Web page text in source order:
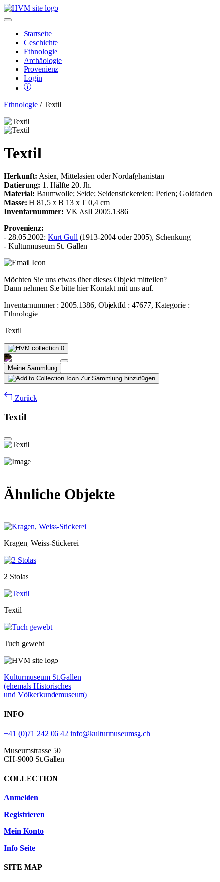
Startseite
Geschichte
Ethnologie
Archäologie
Provenienz
Login
Ethnologie / Textil
Textil
Herkunft: Asien, Mittelasien oder Nordafghanistan
Datierung: 1. Hälfte 20. Jh.
Material: Baumwolle; Seide; Seidenstickereien: Perlen; Goldfaden
Masse: H 81,5 x B 13 x T 0,4 cm
Inventarnummer: VK AsII 2005.1386
Provenienz:
- 28.05.2002: Kurt Gull (1913-2004 oder 2005), Schenkung
- Kulturmuseum St. Gallen
Möchten Sie uns etwas über dieses Objekt mitteilen?
Dann nehmen Sie bitte hier Kontakt mit uns auf.
Inventarnummer : 2005.1386, ObjektId : 47677, Kategorie :
Ethnologie
Textil
0
Meine Sammlung
Zur Sammlung hinzufügen
Zurück
Textil
Ähnliche Objekte
Kragen, Weiss-Stickerei
2 Stolas
Textil
Tuch gewebt
Kulturmuseum St.Gallen
(ehemals Historisches
und Völkerkundemuseum)
INFO
+41 (0)71 242 06 42 info@kulturmuseumsg.ch
Museumstrasse 50
CH-9000 St.Gallen
COLLECTION
Anmelden
Registrieren
Mein Konto
Info Seite
SITE MAP